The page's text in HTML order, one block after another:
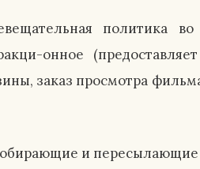
политика
онное
заказ просмотра
и пересылающие